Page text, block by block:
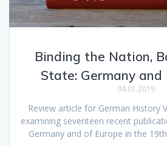
Binding the Nation,
State: Germany and
04.01.2019
Review article for German History
examining seventeen recent
Germany and of Europe in the